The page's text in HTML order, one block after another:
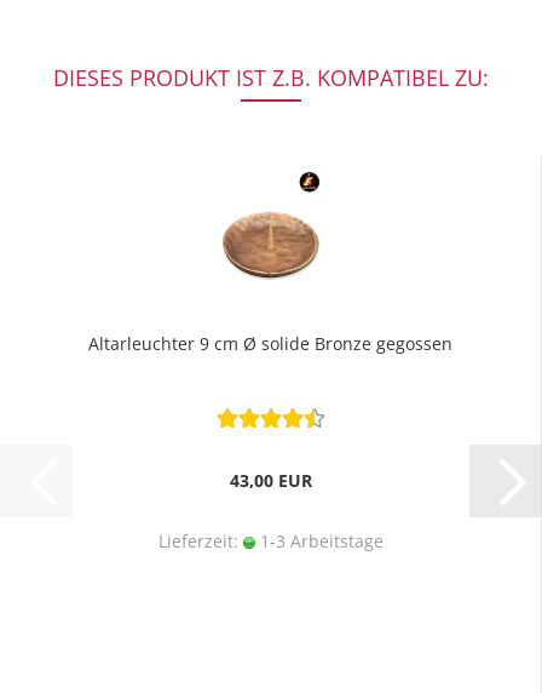
DIESES PRODUKT IST Z.B. KOMPATIBEL ZU:
Altarleuchter 9 cm Ø solide Bronze gegossen
43,00 EUR
Lieferzeit: 1-3 Arbeitstage